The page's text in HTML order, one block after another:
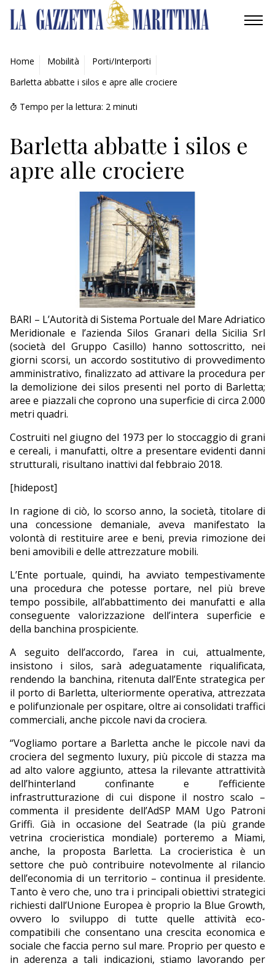
AMBIENTE
MOBILITÀ
INDUSTRIA
RICERCA
ECONOMIA
Home Mobilità
Porti/Interporti
Barletta abbatte i silos e apre alle crociere
Tempo per la lettura: 2 minuti
Barletta abbatte i silos e
apre alle crociere
BARI – L’Autorità di Sistema Portuale del Mare Adriatico
Meridionale e l’azienda Silos Granari della Sicilia Srl
(società del Gruppo Casillo) hanno sottoscritto, nei
giorni scorsi, un accordo sostitutivo di provvedimento
amministrativo, finalizzato ad attivare la procedura per
la demolizione dei silos presenti nel porto di Barletta;
aree e piazzali che coprono una superficie di circa 2.000
metri quadri.
Costruiti nel giugno del 1973 per lo stoccaggio di grani
e cereali, i manufatti, oltre a presentare evidenti danni
strutturali, risultano inattivi dal febbraio 2018.
[hidepost]
In ragione di ciò, lo scorso anno, la società, titolare di
una concessione demaniale, aveva manifestato la
volontà di restituire aree e beni, previa rimozione dei
beni amovibili e delle attrezzature mobili.
L’Ente portuale, quindi, ha avviato tempestivamente
una procedura che potesse portare, nel più breve
tempo possibile, all’abbattimento dei manufatti e alla
conseguente valorizzazione dell’intera superficie e
della banchina prospiciente.
A seguito dell’accordo, l’area in cui, attualmente,
insistono i silos, sarà adeguatamente riqualificata,
rendendo la banchina, ritenuta dall’Ente strategica per
il porto di Barletta, ulteriormente operativa, attrezzata
e polifunzionale per ospitare, oltre ai consolidati traffici
commerciali, anche piccole navi da crociera.
“Vogliamo portare a Barletta anche le piccole navi da
crociera del segmento luxury, più piccole di stazza ma
ad alto valore aggiunto, attesa la rilevante attrattività
dell’hinterland confinante e l’efficiente
infrastrutturazione di cui dispone il nostro scalo –
commenta il presidente dell’AdSP MAM Ugo Patroni
Griffi. Già in occasione del Seatrade (la più grande
vetrina crocieristica mondiale) porteremo a Miami,
anche, la proposta Barletta. La crocieristica è un
settore che può contribuire notevolmente al rilancio
dell’economia di un territorio – continua il presidente.
Tanto è vero che, uno tra i principali obiettivi strategici
richiesti dall’Unione Europea è proprio la Blue Growth,
ovvero lo sviluppo di tutte quelle attività eco-
compatibili che consentano una crescita economica e
sociale che faccia perno sul mare. Proprio per questo e
in aderenza a tali indicazioni, stiamo lavorando per